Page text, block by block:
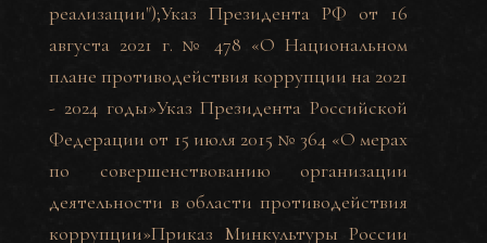
реализации");Указ Президента РФ от 16
августа 2021 г. № 478 «О Национальном
плане противодействия коррупции на 2021
- 2024 годы»Указ Президента Российской
Федерации от 15 июля 2015 № 364 «О мерах
по совершенствованию организации
деятельности в области противодействия
коррупции»Приказ Минкультуры России